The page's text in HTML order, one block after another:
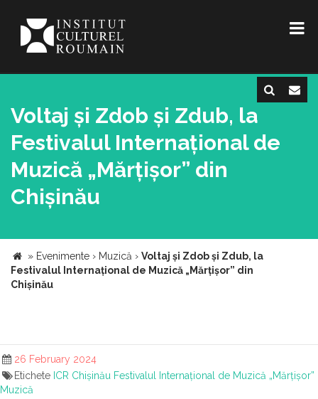
Voltaj și Zdob și Zdub, la
Festivalul Internațional de
Muzică „Mărțișor” din
Chișinău
» Evenimente › Muzică › Voltaj și Zdob și Zdub, la
Festivalul Internațional de Muzică „Mărțișor” din
Chișinău
26 February 2024
Etichete ICR Chișinău Festivalul Internațional de Muzică „Mărțișor”
Muzică